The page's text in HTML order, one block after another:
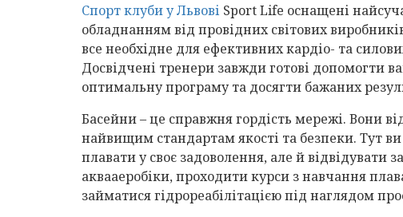
Спорт клуби у Львові Sport Life оснащені
обладнанням від провідних світових
все необхідне для ефективних кардіо- та
Досвідчені тренери завжди готові допомогти
оптимальну програму та досягти бажаних
Басейни – це справжня гордість мережі. Вони
найвищим стандартам якості та безпеки. Тут
плавати у своє задоволення, але й відвідувати
аквааеробіки, проходити курси з навчання
займатися гідрореабілітацією під наглядом